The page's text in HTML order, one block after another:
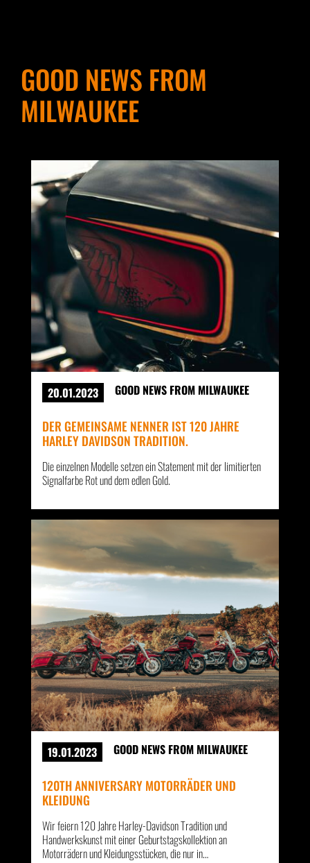
GOOD NEWS FROM
MILWAUKEE
20.01.2023 GOOD NEWS FROM MILWAUKEE
DER GEMEINSAME NENNER IST 120 JAHRE
HARLEY DAVIDSON TRADITION.
Die einzelnen Modelle setzen ein Statement mit der limitierten
Signalfarbe Rot und dem edlen Gold.
19.01.2023 GOOD NEWS FROM MILWAUKEE
120TH ANNIVERSARY MOTORRÄDER UND
KLEIDUNG
Wir feiern 120 Jahre Harley-Davidson Tradition und
Handwerkskunst mit einer Geburtstagskollektion an
Motorrädern und Kleidungsstücken, die nur in…